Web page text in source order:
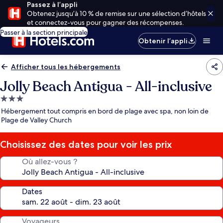
Passez à l’appli
Obtenez jusqu’à 10 % de remise sur une sélection d’hôtels
et connectez-vous pour gagner des récompenses.
Passer à la section principale
Obtenir l’appli
Afficher tous les hébergements
Jolly Beach Antigua - All-inclusive
Hébergement
3.0 étoiles
Hébergement tout compris en bord de plage avec spa, non loin de
Plage de Valley Church
Choisissez des dates pour voir les prix
Où allez-vous ?
Dates